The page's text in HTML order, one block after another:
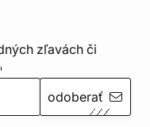
zľavách či
odoberať